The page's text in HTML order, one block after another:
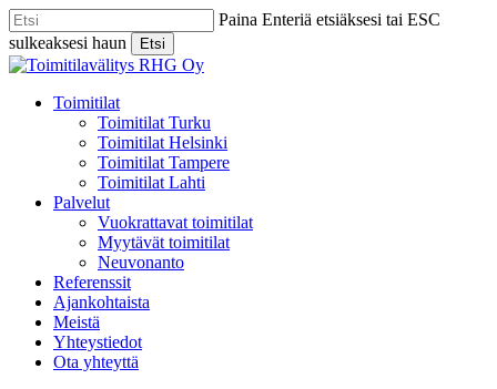
Skip
to
main
content
Paina Enteriä etsiäksesi tai ESC
sulkeaksesi haun
Etsi
Close
Menu
Toimitilat
Toimitilat Turku
Toimitilat Helsinki
Toimitilat Tampere
Toimitilat Lahti
Palvelut
Vuokrattavat toimitilat
Myytävät toimitilat
Neuvonanto
Referenssit
Ajankohtaista
Meistä
Yhteystiedot
Ota yhteyttä